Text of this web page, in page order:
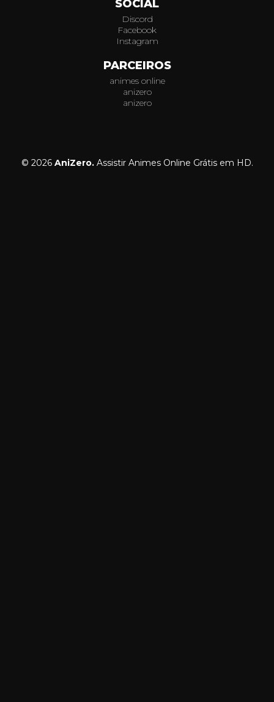
SOCIAL
Discord
Facebook
Instagram
PARCEIROS
animes online
anizero
anizero
© 2026 AniZero.Assistir Animes Online Grátis em HD.